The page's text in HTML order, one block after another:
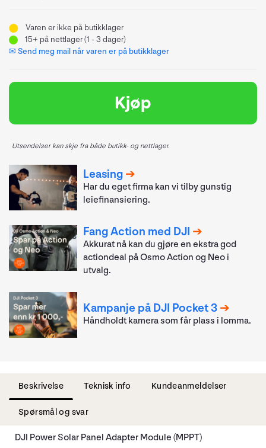
Varen er ikke på butikklager
15+ på nettlager (1 - 3 dager)
✉ Send meg mail når varen er på butikklager
Kjøp
Utsendelser kan skje fra både butikk- og nettlager.
Leasing
Har du eget firma kan vi tilby gunstig
leiefinansiering.
Fang Action med DJI
Akkurat nå kan du gjøre en ekstra god
actiondeal på Osmo Action og Neo i
utvalg.
Kampanje på DJI Pocket 3
Håndholdt kamera som får plass i lomma.
Beskrivelse Teknisk info Kundeanmeldelser
Spørsmål og svar
DJI Power Solar Panel Adapter Module (MPPT)